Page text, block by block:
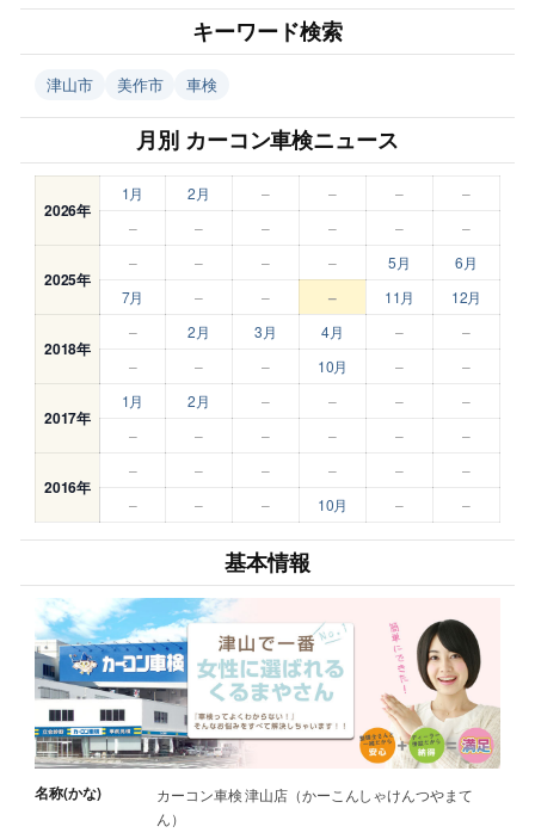
キーワード検索
津山市 美作市 車検
月別 カーコン車検ニュース
2026年
1月 2月 – – –
–
–
– – – – –
2025年
– – – – 5月
6月
7月
– – – 11月 12月
2018年
– 2月 3月 4月 –
–
–
– – 10月 – –
2017年
1月 2月 – – –
–
–
– – – – –
2016年
– – – – –
–
–
– – 10月 – –
基本情報
名称(かな)
カーコン車検 津山店（かーこんしゃけんつやまて
ん）